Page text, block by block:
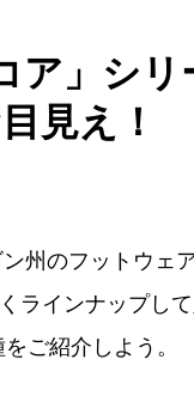
ア」シ
見え！
州のフットウェ
ラインナップし
ご紹介しよう。